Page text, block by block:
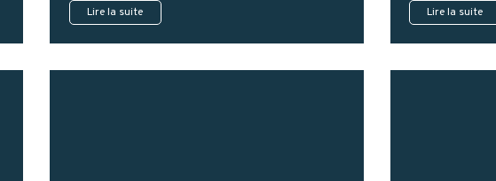
Lire la suite Lire la suite